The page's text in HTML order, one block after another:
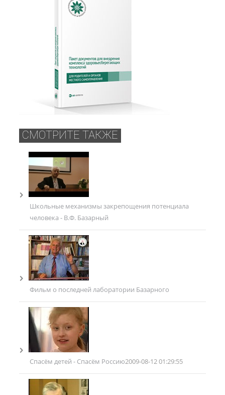
СМОТРИТЕ ТАКЖЕ
Школьные механизмы закрепощения потенциала
человека - В.Ф. Базарный
Фильм о последней лаборатории Базарного
Спасём детей - Спасём Россию2009-08-12 01:29:55